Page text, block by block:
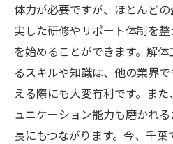
体力が必要ですが、ほとんど
実した研修やサポート体制を
を始めることができます。解
るスキルや知識は、他の業界
える際にも大変有利です。ま
ュニケーション能力も磨かれ
長にもつながります。今、千